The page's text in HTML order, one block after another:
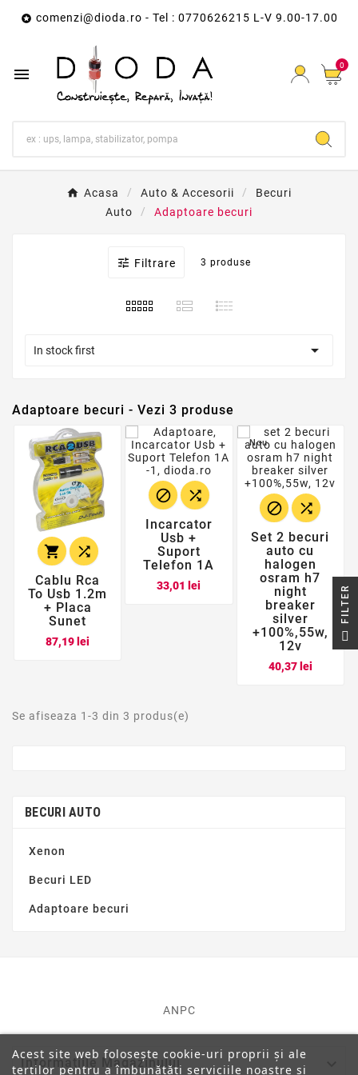
 comenzi@dioda.ro - Tel : 0770626215 L-V 9.00-17.00
 0
Acasa Auto & Accesorii
Becuri
Auto
Adaptoare becuri
 Filtrare 3 produse
In stock first 
Adaptoare becuri - Vezi 3 produse
 
Cablu Rca
To Usb 1.2m
+ Placa
Sunet
87,19 lei
 
Incarcator
Usb +
Suport
Telefon 1A
33,01 lei
Nou
 
Set 2 becuri
auto cu
halogen
osram h7
night
breaker
silver
+100%,55w,
12v
40,37 leiPret
Se afiseaza 1-3 din 3 produs(e)
BECURI AUTO
Xenon
Becuri LED
Adaptoare becuri
ANPC
Informatiile Magazinului
Acest site web folosește cookie-uri proprii și ale
terților pentru a îmbunătăți serviciile noastre și
R